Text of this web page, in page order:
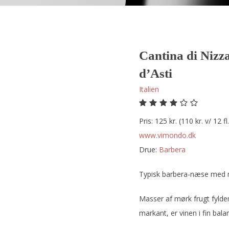
Cantina di
d’Asti
Italien
Pris: 125 kr. (110 kr. v/ 12
www.vimondo.dk
Drue:
barbera
Typisk barbera-næse
Masser af mørk frugt
markant, er vinen i fin